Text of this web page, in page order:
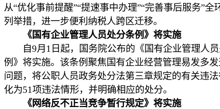
从“优化事前提醒”“提速事中办理”“完善事后服务”全
列举措，进一步便利纳税人跨区迁移。
《国有企业管理人员处分条例》将实施
自9月1日起，国务院公布的《国有企业管理人员
例》将实施。该条例聚焦国有企业经营管理易发多
问题，将公职人员政务处分法第三章规定的有关违
化为51项违法情形，并明确相应的处分。
《网络反不正当竞争暂行规定》将实施